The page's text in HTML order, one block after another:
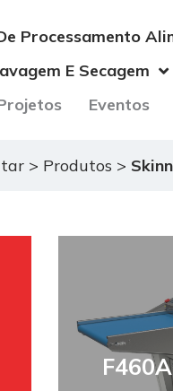
Processamento
E Secagem
Eventos
> Produtos >